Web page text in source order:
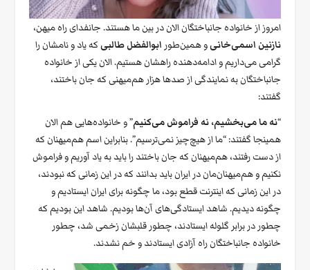
امروز از خانواده جانباختگان الان در بین ما هستند. جانفدای راه میهن،
نازنین اسمی‌خانیو همین‌طور ابوالفضل طالبیکه یاد و نامشان را
گرامی می‌داریم و ادامه‌دهنده راهشان هستیم. الان یکی از خانواده
جانباختگان به نمایندگی از صدها هزار هم‌میهنی که جان باختند،
گفتند:
“نه ما می‌بخشیم، نه فراموش می‌کنیم” و خانواده‌هایی هم الان
همینجا گفتند: “ما از هیچ‌چیز نمی‌ترسیم”. بنابراین اسم هم‌میهنان که
از دست رفتند، هم‌میهنان که جان باختند را باید به یاد آوریم و فراموش
نکنیم و هم‌میهنان‌مان در ایران باید بدانند که در این زمانی که نبودند،
در این زمانی که اینترنت قطع بود، ما چگونه برای ایران ایستادیم و
چگونه دیدیم. شاهد ایستادگی‌های آن‌ها بودیم. شاهد این بودیم که
چطور در برابر گلوله ایستادند، چطور قلبشان زخمی شد، چطور
خانواده جانباختگان راه آزادی ایستادند و خم نشدند.